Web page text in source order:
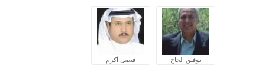
توفيق الحاج فيصل أكرم